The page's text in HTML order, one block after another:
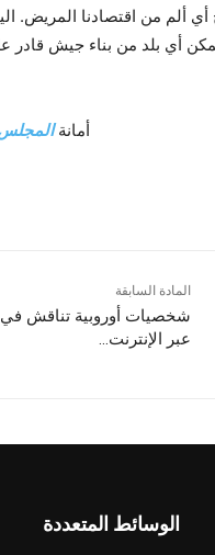
ألم من اقتصادنا المريض.
أي بلد من بناء جيش
أمانة المجلس
المادة السابقة
شخصیات أوروبیة‌ تناقش في
عبر الإنترنت…
الوسائط المتعددة